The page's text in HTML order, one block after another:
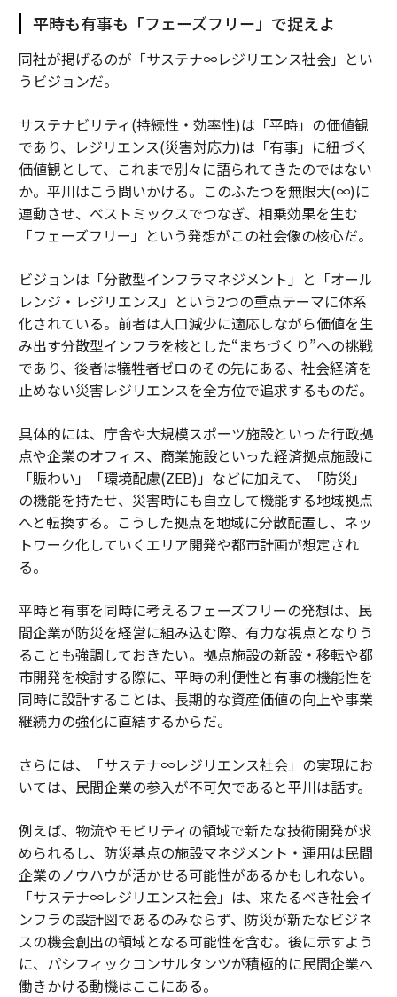
平時も有事も「フェーズフリー」で捉えよ
同社が掲げるのが「サステナ∞レジリエンス社会」とい
うビジョンだ。
サステナビリティ(持続性・効率性)は「平時」の価値観
であり、レジリエンス(災害対応力)は「有事」に紐づく
価値観として、これまで別々に語られてきたのではない
か。平川はこう問いかける。このふたつを無限大(∞)に
連動させ、ベストミックスでつなぎ、相乗効果を生む
「フェーズフリー」という発想がこの社会像の核心だ。
ビジョンは「分散型インフラマネジメント」と「オール
レンジ・レジリエンス」という2つの重点テーマに体系
化されている。前者は人口減少に適応しながら価値を生
み出す分散型インフラを核とした“まちづくり”への挑戦
であり、後者は犠牲者ゼロのその先にある、社会経済を
止めない災害レジリエンスを全方位で追求するものだ。
具体的には、庁舎や大規模スポーツ施設といった行政拠
点や企業のオフィス、商業施設といった経済拠点施設に
「賑わい」「環境配慮(ZEB)」などに加えて、「防災」
の機能を持たせ、災害時にも自立して機能する地域拠点
へと転換する。こうした拠点を地域に分散配置し、ネッ
トワーク化していくエリア開発や都市計画が想定され
る。
平時と有事を同時に考えるフェーズフリーの発想は、民
間企業が防災を経営に組み込む際、有力な視点となりう
ることも強調しておきたい。拠点施設の新設・移転や都
市開発を検討する際に、平時の利便性と有事の機能性を
同時に設計することは、長期的な資産価値の向上や事業
継続力の強化に直結するからだ。
さらには、「サステナ∞レジリエンス社会」の実現にお
いては、民間企業の参入が不可欠であると平川は話す。
例えば、物流やモビリティの領域で新たな技術開発が求
められるし、防災基点の施設マネジメント・運用は民間
企業のノウハウが活かせる可能性があるかもしれない。
「サステナ∞レジリエンス社会」は、来たるべき社会イ
ンフラの設計図であるのみならず、防災が新たなビジネ
スの機会創出の領域となる可能性を含む。後に示すよう
に、パシフィックコンサルタンツが積極的に民間企業へ
働きかける動機はここにある。